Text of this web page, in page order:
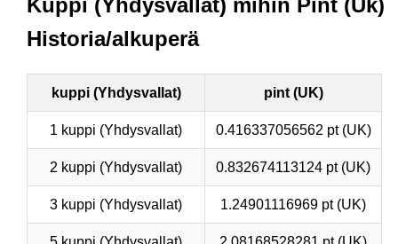
Historia/alkuperä
kuppi (Yhdysvallat) pint (UK)
1 kuppi (Yhdysvallat) 0.416337056562 pt (UK)
2 kuppi (Yhdysvallat) 0.832674113124 pt (UK)
3 kuppi (Yhdysvallat) 1.24901116969 pt (UK)